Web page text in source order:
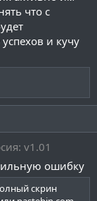
restriction
что с
и кучу
v1.01
ошибку
скрин